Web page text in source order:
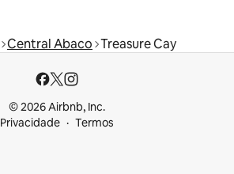
Central Abaco Treasure Cay
© 2026 Airbnb, Inc.
Privacidade
Termos